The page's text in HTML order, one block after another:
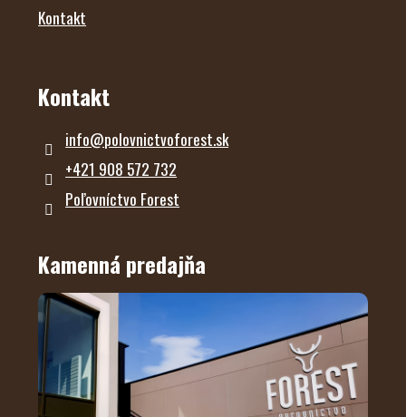
Kontakt
Kontakt
info@polovnictvoforest.sk
+421 908 572 732
Poľovníctvo Forest
Kamenná predajňa